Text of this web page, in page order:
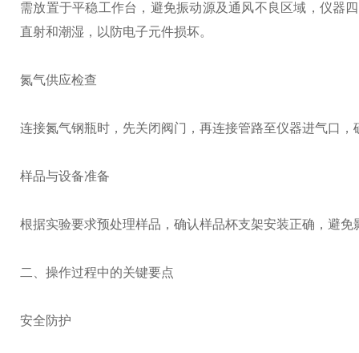
需放置于平稳工作台，避免振动源及通风不良区域，仪器
直射和潮湿，以防电子元件损坏。
氮气供应检查
连接氮气钢瓶时，先关闭阀门，再连接管路至仪器进气口
样品与设备准备
根据实验要求预处理样品，确认样品杯支架安装正确，避
二、操作过程中的关键要点
安全防护